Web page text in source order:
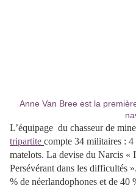
Anne Van Bree est la
L’équipage du chasseur de
tripartite compte 34 militaires :
matelots. La devise du Narcis «
Persévérant dans les difficultés
% de néerlandophones et de 40